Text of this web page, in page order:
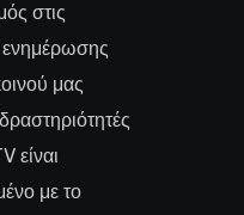
στις
ενημέρωσης
μας
είναι
με το